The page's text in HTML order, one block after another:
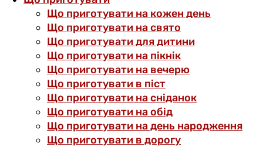
Що приготувати на кожен день
Що приготувати на свято
Що приготувати для дитини
Що приготувати на пікнік
Що приготувати на вечерю
Що приготувати в піст
Що приготувати на сніданок
Що приготувати на обід
Що приготувати на день народження
Що приготувати в дорогу